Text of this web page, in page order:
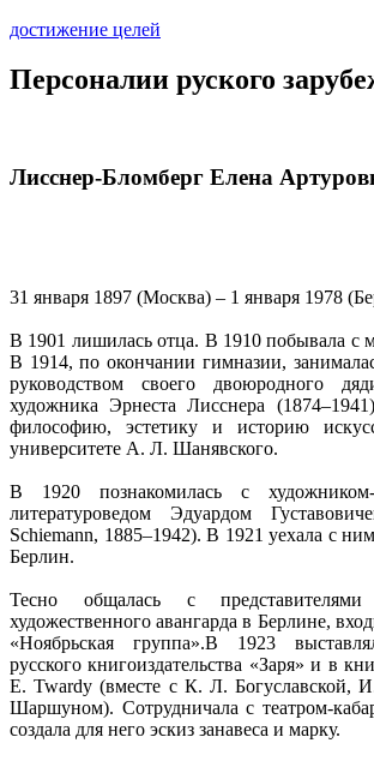
достижение целей
Персоналии руского
Лисснер-Бломберг Елена
31 января 1897 (Москва) – 1 января 1978
В 1901 лишилась отца. В 1910 побывала с
В 1914, по окончании гимназии,
руководством своего двоюродного
художника Эрнеста Лисснера
философию, эстетику и историю
университете А. Л. Шанявского.
В 1920 познакомилась с художником-
литературоведом Эдуардом
Schiemann, 1885–1942). В 1921 уехала с
Берлин.
Тесно общалась с представителями
художественного авангарда в Берлине,
«Ноябрьская группа».В 1923
русского книгоиздательства «Заря» и в
E. Twardy (вместе с К. Л.
Шаршуном). Сотрудничала с театром-
создала для него эскиз занавеса и марку.